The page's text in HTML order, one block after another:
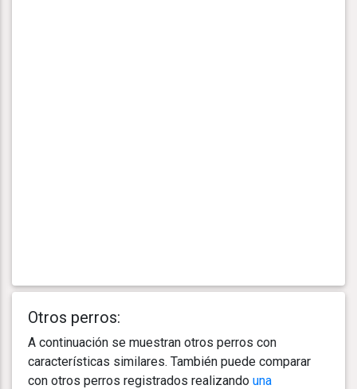
Otros perros:
A continuación se muestran otros perros con
características similares. También puede comparar
con otros perros registrados realizando una